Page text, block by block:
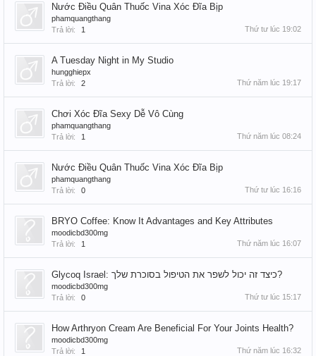
Nước Điều Quân Thuốc Vina Xóc Đĩa Bịp
phamquangthang
Trả lời:
1 Thứ tư lúc 19:02
A Tuesday Night in My Studio
hungghiepx
Trả lời:
2 Thứ năm lúc 19:17
Chơi Xóc Đĩa Sexy Dễ Vô Cùng
phamquangthang
Trả lời:
1 Thứ năm lúc 08:24
Nước Điều Quân Thuốc Vina Xóc Đĩa Bịp
phamquangthang
Trả lời:
0 Thứ tư lúc 16:16
BRYO Coffee: Know It Advantages and Key Attributes
moodicbd300mg
Trả lời:
1 Thứ năm lúc 16:07
Glycoq Israel: כיצד זה יכול לשפר את הטיפול בסוכרת שלך?
moodicbd300mg
Trả lời:
0 Thứ tư lúc 15:17
How Arthryon Cream Are Beneficial For Your Joints Health?
moodicbd300mg
Trả lời:
1 Thứ năm lúc 16:32